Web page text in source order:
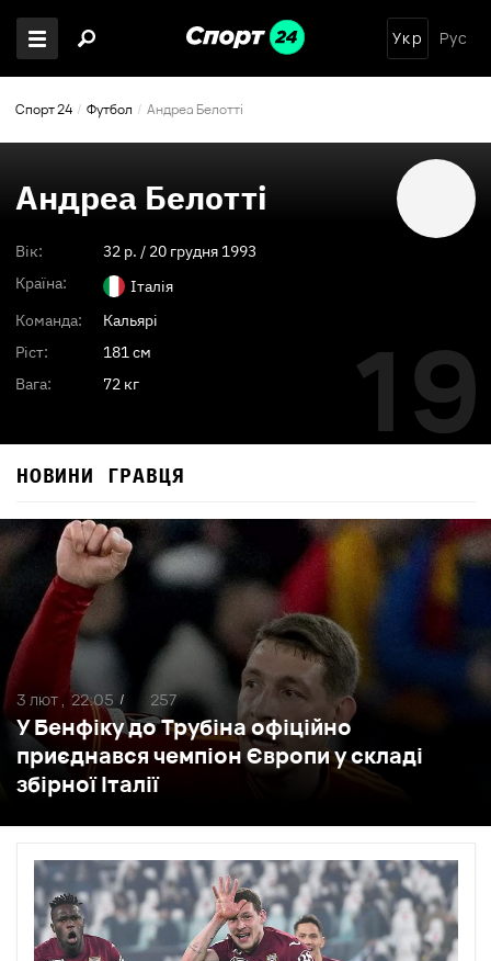
Укр Рус
Спорт 24 Футбол Андреа Белотті
Андреа Белотті
Вік: 32 p. / 20 грудня 1993
Країна:
Італія
Команда:
Кальярі
Ріст:
181 см
Вага:
72 кг 19
НОВИНИ ГРАВЦЯ
У Бенфіку до Трубіна офіційно
приєднався чемпіон Європи у складі
збірної Італії
3 лют , 22:05 / 257